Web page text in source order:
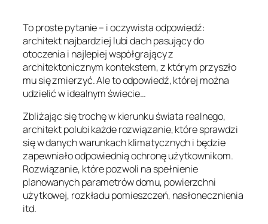
To proste pytanie – i oczywista odpowiedź:
architekt najbardziej lubi dach pasujący do
otoczenia i najlepiej współgrający z
architektonicznym kontekstem, z którym przyszło
mu się zmierzyć. Ale to odpowiedź, której można
udzielić w idealnym świecie…
Zbliżając się trochę w kierunku świata realnego,
architekt polubi każde rozwiązanie, które sprawdzi
się w danych warunkach klimatycznych i będzie
zapewniało odpowiednią ochronę użytkownikom.
Rozwiązanie, które pozwoli na spełnienie
planowanych parametrów domu, powierzchni
użytkowej, rozkładu pomieszczeń, nasłonecznienia
itd.